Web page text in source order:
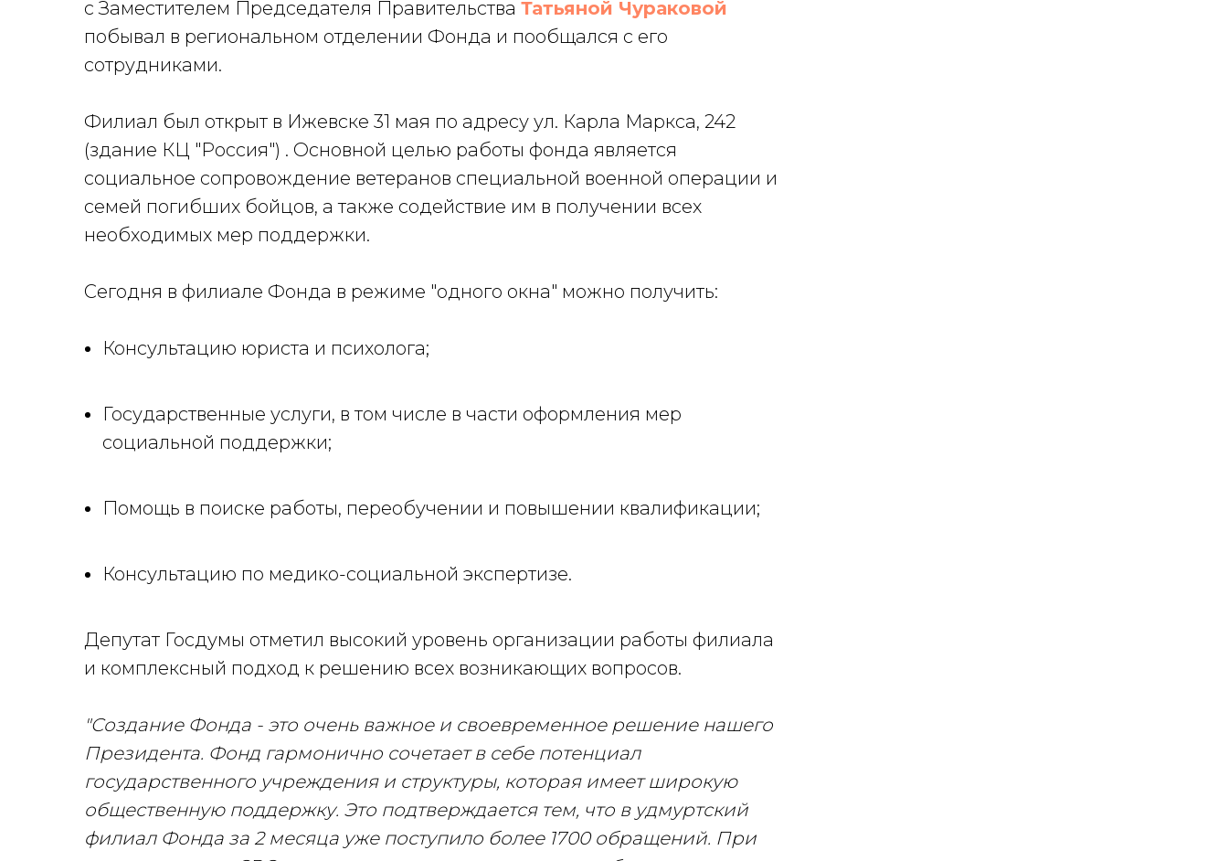
с Заместителем Председателя Правительства Татьяной Чураковой
побывал в региональном отделении Фонда и пообщался с его
сотрудниками.
Филиал был открыт в Ижевске 31 мая по адресу ул. Карла Маркса, 242
(здание КЦ "Россия") . Основной целью работы фонда является
социальное сопровождение ветеранов специальной военной операции и
семей погибших бойцов, а также содействие им в получении всех
необходимых мер поддержки.
Сегодня в филиале Фонда в режиме "одного окна" можно получить:
Консультацию юриста и психолога;
Государственные услуги, в том числе в части оформления мер
социальной поддержки;
Помощь в поиске работы, переобучении и повышении квалификации;
Консультацию по медико-социальной экспертизе.
Депутат Госдумы отметил высокий уровень организации работы филиала
и комплексный подход к решению всех возникающих вопросов.
"Создание Фонда - это очень важное и своевременное решение нашего
Президента. Фонд гармонично сочетает в себе потенциал
государственного учреждения и структуры, которая имеет широкую
общественную поддержку. Это подтверждается тем, что в удмуртский
филиал Фонда за 2 месяца уже поступило более 1700 обращений. При